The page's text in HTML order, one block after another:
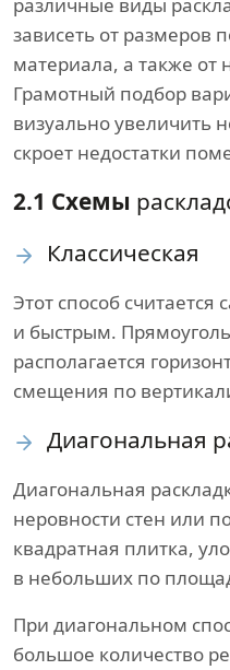
различные виды
зависеть от размеров
материала, а также от
Грамотный подбор
визуально
скроет недостатки
2.1 Схемы
Классическая
Этот способ
и быстрым.
располагается
смещения по
Диагональная
Диагональная
неровности стен или
квадратная плитка,
в небольших по
При диагональном
большое количество